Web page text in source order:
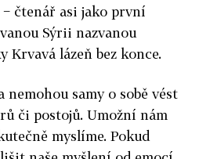
čtenář asi jako první
Sýrii nazvanou
Krvavá lázeň bez konce.
samy o sobě vést
či postojů. Umožní nám
myslíme. Pokud